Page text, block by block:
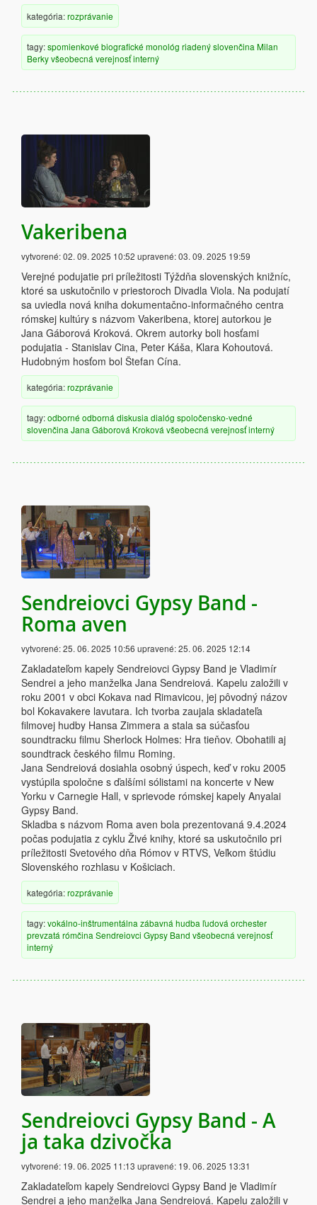
kategória:rozprávanie
tagy:spomienkové biografické monológ riadenýslovenčina Milan
Berkyvšeobecná verejnosťinterný
Vakeribena
vytvorené:02. 09. 2025 10:52 upravené:03. 09. 2025 19:59
Verejné podujatie pri príležitosti Týždňa slovenských knižníc,
ktoré sa uskutočnilo v priestoroch Divadla Viola. Na podujatí
sa uviedla nová kniha dokumentačno-informačného centra
rómskej kultúry s názvom Vakeribena, ktorej autorkou je
Jana Gáborová Kroková. Okrem autorky boli hosťami
podujatia - Stanislav Cina, Peter Káša, Klara Kohoutová.
Hudobným hosťom bol Štefan Cína.
kategória:rozprávanie
tagy:odborné odborná diskusia dialóg spoločensko-vedné
slovenčina Jana Gáborová Kroková všeobecná verejnosťinterný
Sendreiovci Gypsy Band -
Roma aven
vytvorené:25. 06. 2025 10:56 upravené:25. 06. 2025 12:14
Zakladateľom kapely Sendreiovci Gypsy Band je Vladimír
Sendrei a jeho manželka Jana Sendreiová. Kapelu založili v
roku 2001 v obci Kokava nad Rimavicou, jej pôvodný názov
bol Kokavakere lavutara. Ich tvorba zaujala skladateľa
filmovej hudby Hansa Zimmera a stala sa súčasťou
soundtracku filmu Sherlock Holmes: Hra tieňov. Obohatili aj
soundtrack českého filmu Roming.
Jana Sendreiová dosiahla osobný úspech, keď v roku 2005
vystúpila spoločne s ďalšími sólistami na koncerte v New
Yorku v Carnegie Hall, v sprievode rómskej kapely Anyalai
Gypsy Band.
Skladba s názvom Roma aven bola prezentovaná 9.4.2024
počas podujatia z cyklu Živé knihy, ktoré sa uskutočnilo pri
príležitosti Svetového dňa Rómov v RTVS, Veľkom štúdiu
Slovenského rozhlasu v Košiciach.
kategória:rozprávanie
tagy:vokálno-inštrumentálna zábavná hudba ľudová orchester
prevzatá rómčina Sendreiovci Gypsy Band všeobecná verejnosť
interný
Sendreiovci Gypsy Band - A
ja taka dzivočka
vytvorené: 19. 06. 2025 11:13 upravené: 19. 06. 2025 13:31
Zakladateľom kapely Sendreiovci Gypsy Band je Vladimír
Sendrei a jeho manželka Jana Sendreiová. Kapelu založili v